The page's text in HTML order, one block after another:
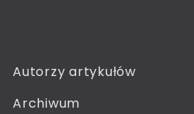
Autorzy artykułów
Archiwum